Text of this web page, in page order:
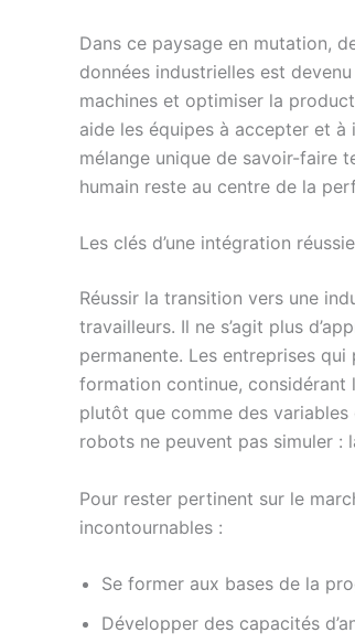
Dans ce paysage en mutation,
données industrielles est
machines et optimiser la
aide les équipes à accepter et
mélange unique de savoir-faire
humain reste au centre de la
Les clés d’une intégration
Réussir la transition vers une
travailleurs. Il ne s’agit plus
permanente. Les entreprises
formation continue, considérant
plutôt que comme des variables
robots ne peuvent pas simuler :
Pour rester pertinent sur le
incontournables :
Se former aux bases de la
Développer des capacités